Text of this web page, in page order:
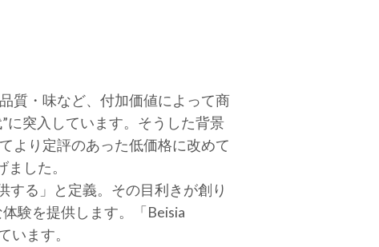
質・味など、付加価値によって商
に突入しています。そうした背景
より定評のあった低価格に改めて
した。
する」と定義。その目利きが創り
験を提供します。「Beisia
います。